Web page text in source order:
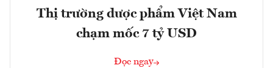
Thị trường dược phẩm Việt Nam
chạm mốc 7 tỷ USD
Đọc ngay